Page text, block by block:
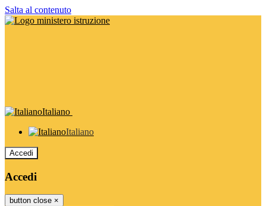
Salta al contenuto
Italiano
Italiano
Accedi
Accedi
button close ×